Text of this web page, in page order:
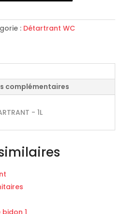
: Détartrant WC
complémentaires
- 1L